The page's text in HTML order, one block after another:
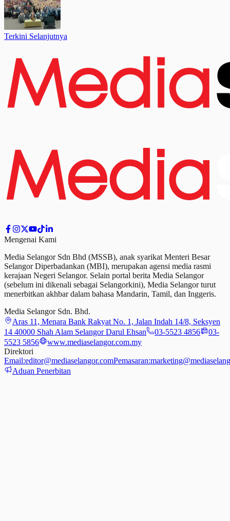
Terkini Selanjutnya
Mengenai Kami
Media Selangor Sdn Bhd (MSSB), anak syarikat Menteri Besar
Selangor Diperbadankan (MBI), merupakan agensi media rasmi
kerajaan Negeri Selangor. Selain portal berita Media Selangor
(sebelum ini dikenali sebagai Selangorkini), Media Selangor turut
menerbitkan akhbar dalam bahasa Mandarin, Tamil, dan Inggeris.
Media Selangor Sdn. Bhd.
Aras 11, Menara Bank Rakyat No. 1, Jalan Indah 14/8, Seksyen
14 40000 Shah Alam Selangor Darul Ehsan
03-5523 4856
03-
5523 5856
www.mediaselangor.com.my
Direktori
Email:editor@mediaselangor.comPemasaran:
Aduan Penerbitan